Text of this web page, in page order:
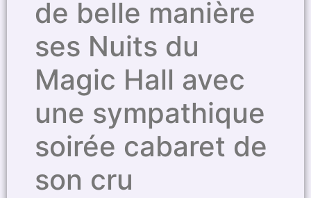
de belle manière
ses Nuits du
Magic Hall avec
une sympathique
soirée cabaret de
son cru